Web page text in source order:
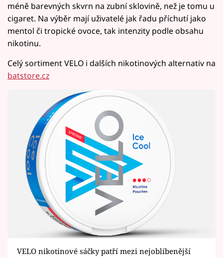
méně barevných skvrn na zubní sklovině, než je tomu u
cigaret. Na výběr mají uživatelé jak řadu příchutí jako
mentol či tropické ovoce, tak intenzity podle obsahu
nikotinu.
Celý sortiment VELO i dalších nikotinových alternativ na
batstore.cz
VELO nikotinové sáčky patří mezi nejoblíbenější